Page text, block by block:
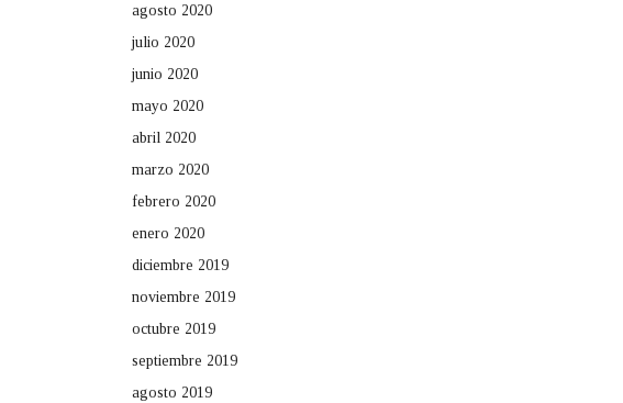
agosto 2020
julio 2020
junio 2020
mayo 2020
abril 2020
marzo 2020
febrero 2020
enero 2020
diciembre 2019
noviembre 2019
octubre 2019
septiembre 2019
agosto 2019